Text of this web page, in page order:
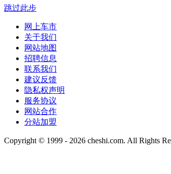
跳过此步
网上车市
关于我们
网站地图
招聘信息
联系我们
建议反馈
隐私权声明
服务协议
网站合作
分站加盟
Copyright © 1999 - 2026 cheshi.com. All Rights